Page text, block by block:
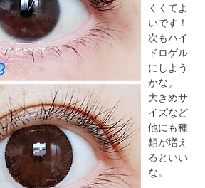
くくてよ
いです！
次もハイ
ドロゲル
にしよう
かな。
大きめサ
イズなど
他にも種
類が増え
るといい
な。